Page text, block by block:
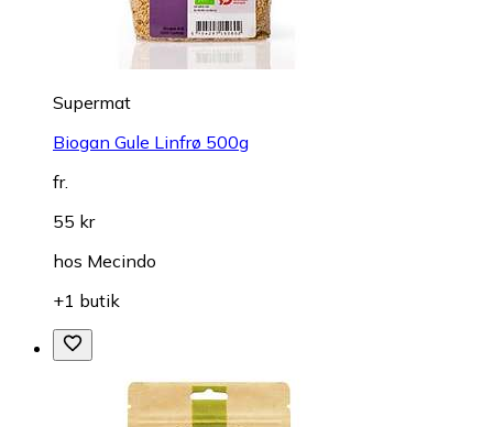
Supermat
Biogan Gule Linfrø 500g
fr.
55 kr
hos Mecindo
+1 butik